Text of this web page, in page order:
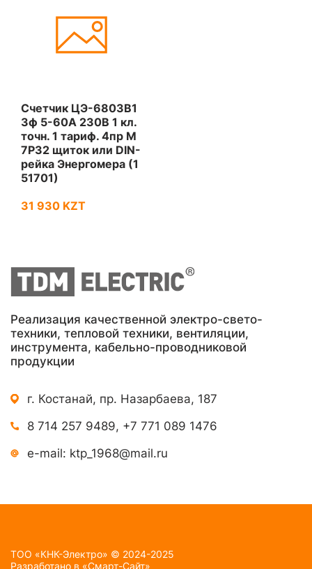
Счетчик ЦЭ-6803В1
3ф 5-60А 230В 1 кл.
точн. 1 тариф. 4пр М
7Р32 щиток или DIN-
рейка Энергомера (1
51701)
31 930 KZT
Реализация качественной электро-свето-
техники, тепловой техники, вентиляции,
инструмента, кабельно-проводниковой
продукции
г. Костанай, пр. Назарбаева, 187
8 714 257 9489, +7 771 089 1476
e-mail: ktp_1968@mail.ru
TOO «КНК-Электро» © 2024-2025
Разработано в «Смарт-Сайт»